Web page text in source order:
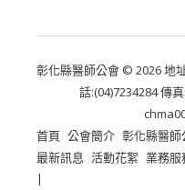
彰化縣醫師公會 © 2026 地
話:(04)7234284 傳
首頁 公會簡介 彰化縣醫師
最新訊息 活動花絮 業務服